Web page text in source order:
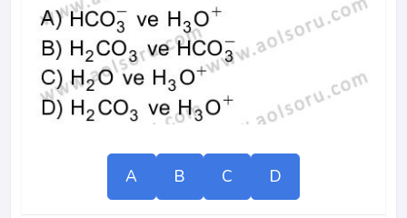
A B C D